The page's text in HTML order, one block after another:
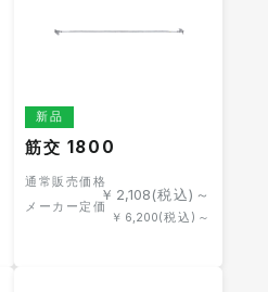
新品
筋交 1800
通常販売価格
￥ 2,108(税込)～
メーカー定価
￥ 6,200(税込)～